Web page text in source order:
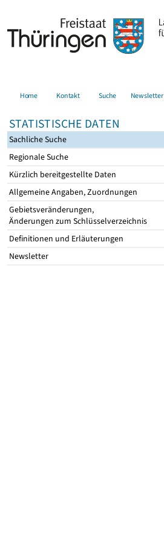
Home Kontakt Suche Newsletter
STATISTISCHE DATEN
Sachliche Suche
Regionale Suche
Kürzlich bereitgestellte Daten
Allgemeine Angaben, Zuordnungen
Gebietsveränderungen,
Änderungen zum Schlüsselverzeichnis
Definitionen und Erläuterungen
Newsletter